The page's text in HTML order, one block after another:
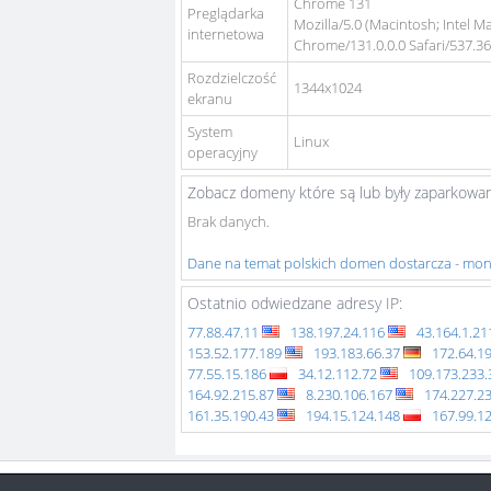
Preglądarka
internetowa
Mozilla/5.0 (Macintosh; Intel
Chrome/131.0.0.0 Safari/
Rozdzielczość
ekranu
1344x1024
System
operacyjny
Linux
Zobacz domeny które są lub były
Brak danych.
Dane na temat polskich domen dostarcza -
Ostatnio odwiedzane adresy IP:
77.88.47.11 138.197.24.116
153.52.177.189
193.183.66.37
77.55.15.186
34.12.112.72
164.92.215.87
8.230.106.167
161.35.190.43
194.15.124.148